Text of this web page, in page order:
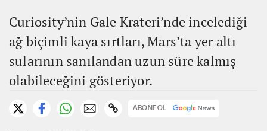
Curiosity’nin Gale Krateri’nde incelediği
ağ biçimli kaya sırtları, Mars’ta yer altı
sularının sanılandan uzun süre kalmış
olabileceğini gösteriyor.
ABONE OL